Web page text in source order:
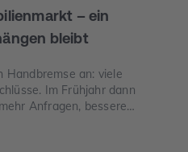
– ein
bleibt
Handbremse an: viele
Im Frühjahr dann
Anfragen, bessere